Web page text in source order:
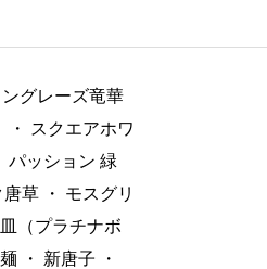
ングレーズ竜華
・
スクエアホワ
パッション 緑
唐草 ・
モスグリ
（プラチナボ
・ 新唐子
・